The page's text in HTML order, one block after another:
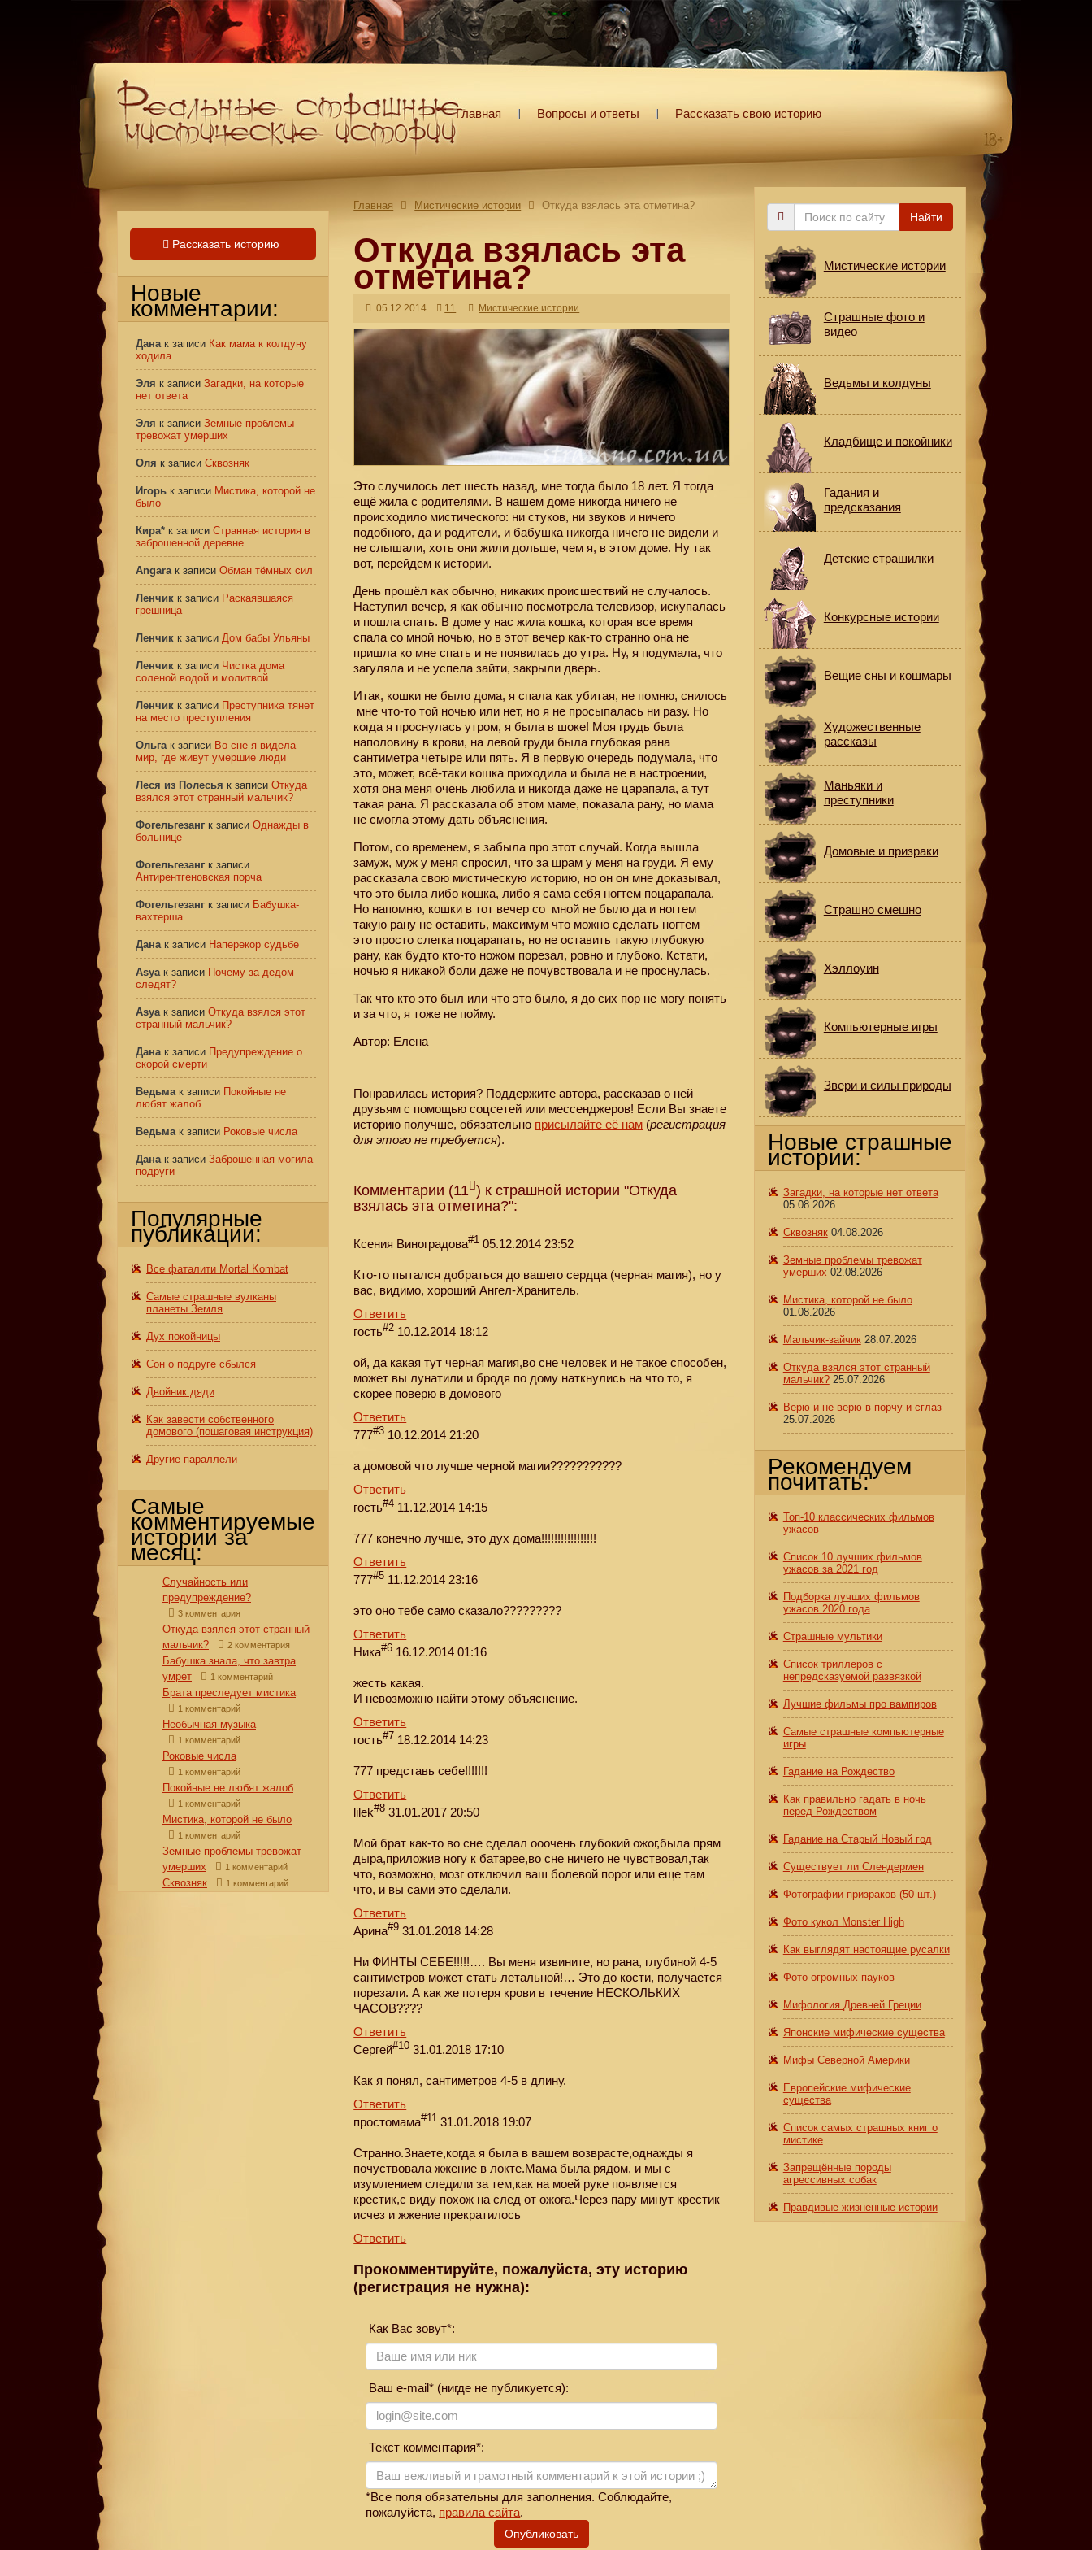
Главная Вопросы и ответы Рассказать свою историю
Главная Мистические истории Откуда взялась эта отметина?
Откуда взялась эта
отметина?
05.12.2014 11 Мистические истории
Это случилось лет шесть назад, мне тогда было 18 лет. Я тогда
ещё жила с родителями. В нашем доме никогда ничего не
происходило мистического: ни стуков, ни звуков и ничего
подобного, да и родители, и бабушка никогда ничего не видели и
не слышали, хоть они жили дольше, чем я, в этом доме. Ну так
вот, перейдем к истории.
День прошёл как обычно, никаких происшествий не случалось.
Наступил вечер, я как обычно посмотрела телевизор, искупалась
и пошла спать. В доме у нас жила кошка, которая все время
спала со мной ночью, но в этот вечер как-то странно она не
пришла ко мне спать и не появилась до утра. Ну, я подумала, что
загуляла и не успела зайти, закрыли дверь.
Итак, кошки не было дома, я спала как убитая, не помню, снилось
мне что-то той ночью или нет, но я не просыпалась ни разу. Но
когда я проснулась утром, я была в шоке! Моя грудь была
наполовину в крови, на левой груди была глубокая рана
сантиметра четыре или пять. Я в первую очередь подумала, что
это, может, всё-таки кошка приходила и была не в настроении,
хотя она меня очень любила и никогда даже не царапала, а тут
такая рана. Я рассказала об этом маме, показала рану, но мама
не смогла этому дать объяснения.
Потом, со временем, я забыла про этот случай. Когда вышла
замуж, муж у меня спросил, что за шрам у меня на груди. Я ему
рассказала свою мистическую историю, но он он мне доказывал,
что это была либо кошка, либо я сама себя ногтем поцарапала.
Но напомню, кошки в тот вечер со мной не было да и ногтем
такую рану не оставить, максимум что можно сделать ногтем —
это просто слегка поцарапать, но не оставить такую глубокую
рану, как будто кто-то ножом порезал, ровно и глубоко. Кстати,
ночью я никакой боли даже не почувствовала и не проснулась.
Так что кто это был или что это было, я до сих пор не могу понять
и за что, я тоже не пойму.
Автор: Елена
Понравилась история? Поддержите автора, рассказав о ней
друзьям с помощью соцсетей или мессенджеров! Если Вы знаете
историю получше, обязательно присылайте её нам (регистрация
для этого не требуется).
Комментарии (11 ) к страшной истории "Откуда
взялась эта отметина?":
Ксения Виноградова#1 05.12.2014 23:52
Кто-то пытался добраться до вашего сердца (черная магия), но у
вас, видимо, хороший Ангел-Хранитель.
Ответить
гость#2 10.12.2014 18:12
ой, да какая тут черная магия,во сне человек и не такое способен,
может вы лунатили и бродя по дому наткнулись на что то, я
скорее поверю в домового
Ответить
777#3 10.12.2014 21:20
а домовой что лучше черной магии???????????
Ответить
гость#4 11.12.2014 14:15
777 конечно лучше, это дух дома!!!!!!!!!!!!!!!!!
Ответить
777#5 11.12.2014 23:16
это оно тебе само сказало?????????
Ответить
Ника#6 16.12.2014 01:16
жесть какая.
И невозможно найти этому объяснение.
Ответить
гость#7 18.12.2014 14:23
777 представь себе!!!!!!!
Ответить
lilek#8 31.01.2017 20:50
Мой брат как-то во сне сделал ооочень глубокий ожог,была прям
дыра,приложив ногу к батарее,во сне ничего не чувствовал,так
что, возможно, мозг отключил ваш болевой порог или еще там
что, и вы сами это сделали.
Ответить
Арина#9 31.01.2018 14:28
Ни ФИНТЫ СЕБЕ!!!!!…. Вы меня извините, но рана, глубиной 4-5
сантиметров может стать летальной!… Это до кости, получается
порезали. А как же потеря крови в течение НЕСКОЛЬКИХ
ЧАСОВ????
Ответить
Сергей#10 31.01.2018 17:10
Как я понял, сантиметров 4-5 в длину.
Ответить
простомама#11 31.01.2018 19:07
Странно.Знаете,когда я была в вашем возврасте,однажды я
почуствовала жжение в локте.Мама была рядом, и мы с
изумлением следили за тем,как на моей руке появляется
крестик,с виду похож на след от ожога.Через пару минут крестик
исчез и жжение прекратилось
Ответить
Прокомментируйте, пожалуйста, эту историю
(регистрация не нужна):
Как Вас зовут*:
Ваш e-mail* (нигде не публикуется):
Текст комментария*:
*Все поля обязательны для заполнения. Соблюдайте,
пожалуйста, правила сайта.
Опубликовать
Рассказать историю
Новые
комментарии:
Данак записи Как мама к колдуну
ходила
Эля к записи Загадки, на которые
нет ответа
Эля к записи Земные проблемы
тревожат умерших
Оля к записи Сквозняк
Игорь к записи Мистика, которой не
было
Кира* к записи Странная история в
заброшенной деревне
Angaraк записи Обман тёмных сил
Ленчик к записи Раскаявшаяся
грешница
Ленчик к записи Дом бабы Ульяны
Ленчик к записи Чистка дома
соленой водой и молитвой
Ленчик к записи Преступника тянет
на место преступления
Ольгак записи Во сне я видела
мир, где живут умершие люди
Леся из Полесья к записи Откуда
взялся этот странный мальчик?
Фогельгезанг к записи Однажды в
больнице
Фогельгезанг к записи
Антирентгеновская порча
Фогельгезанг к записи Бабушка-
вахтерша
Данак записи Наперекор судьбе
Asyaк записи Почему за дедом
следят?
Asyaк записи Откуда взялся этот
странный мальчик?
Данак записи Предупреждение о
скорой смерти
Ведьмак записи Покойные не
любят жалоб
Ведьмак записи Роковые числа
Данак записи Заброшенная могила
подруги
Популярные
публикации:
Все фаталити Mortal Kombat
Самые страшные вулканы
планеты Земля
Дух покойницы
Сон о подруге сбылся
Двойник дяди
Как завести собственного
домового (пошаговая инструкция)
Другие параллели
Самые
комментируемые
истории за
месяц:
Случайность или
предупреждение?
3 комментария
Откуда взялся этот странный
мальчик?
2 комментария
Бабушка знала, что завтра
умрет
1 комментарий
Брата преследует мистика
1 комментарий
Необычная музыка
1 комментарий
Роковые числа
1 комментарий
Покойные не любят жалоб
1 комментарий
Мистика, которой не было
1 комментарий
Земные проблемы тревожат
умерших
1 комментарий
Сквозняк 1 комментарий
Поиск
Найти
Мистические истории
Страшные фото и
видео
Ведьмы и колдуны
Кладбище и покойники
Гадания и
предсказания
Детские страшилки
Конкурсные истории
Вещие сны и кошмары
Художественные
рассказы
Маньяки и
преступники
Домовые и призраки
Страшно смешно
Хэллоуин
Компьютерные игры
Звери и силы природы
Новые страшные
истории:
Загадки, на которые нет ответа
05.08.2026
Сквозняк 04.08.2026
Земные проблемы тревожат
умерших 02.08.2026
Мистика, которой не было
01.08.2026
Мальчик-зайчик 28.07.2026
Откуда взялся этот странный
мальчик? 25.07.2026
Верю и не верю в порчу и сглаз
25.07.2026
Рекомендуем
почитать:
Топ-10 классических фильмов
ужасов
Список 10 лучших фильмов
ужасов за 2021 год
Подборка лучших фильмов
ужасов 2020 года
Страшные мультики
Список триллеров с
непредсказуемой развязкой
Лучшие фильмы про вампиров
Самые страшные компьютерные
игры
Гадание на Рождество
Как правильно гадать в ночь
перед Рождеством
Гадание на Старый Новый год
Существует ли Слендермен
Фотографии призраков (50 шт.)
Фото кукол Monster High
Как выглядят настоящие русалки
Фото огромных пауков
Мифология Древней Греции
Японские мифические существа
Мифы Северной Америки
Европейские мифические
существа
Список самых страшных книг о
мистике
Запрещённые породы
агрессивных собак
Правдивые жизненные истории